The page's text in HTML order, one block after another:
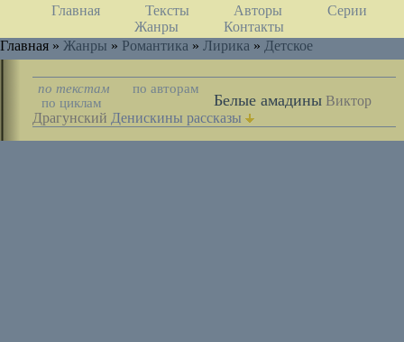
Главная Тексты Авторы
Серии
Жанры
Контакты
Главная » Жанры » Романтика » Лирика » Детское
по текстам
по авторам
по циклам
Белые амадины Виктор
Драгунский Денискины рассказы